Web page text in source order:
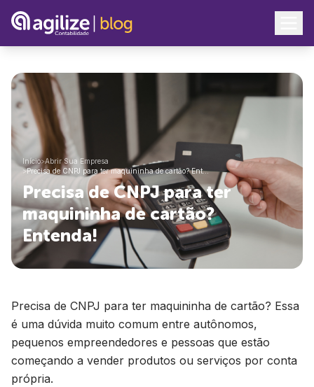
Início>Abrir Sua Empresa
>Precisa de CNPJ para ter maquininha de cartão? Ent…
Precisa de CNPJ para ter
maquininha de cartão?
Entenda!
Precisa de CNPJ para ter maquininha de cartão? Essa
é uma dúvida muito comum entre autônomos,
pequenos empreendedores e pessoas que estão
começando a vender produtos ou serviços por conta
própria.